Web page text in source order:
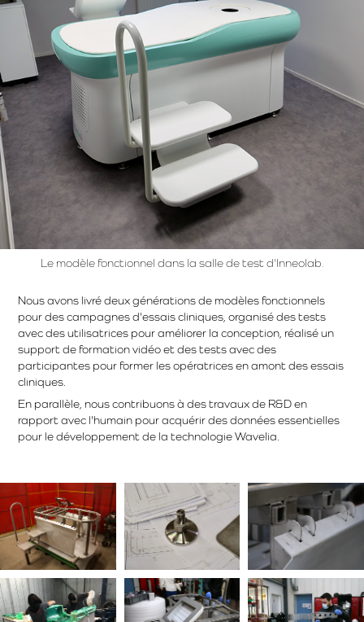
Le modèle fonctionnel dans la salle de test d'Inneolab.
Nous avons livré deux générations de modèles fonctionnels
pour des campagnes d'essais cliniques, organisé des tests
avec des utilisatrices pour améliorer la conception, réalisé un
support de formation vidéo et des tests avec des
participantes pour former les opératrices en amont des essais
cliniques.
En parallèle, nous contribuons à des travaux de R&D en
rapport avec l'humain pour acquérir des données essentielles
pour le développement de la technologie Wavelia.